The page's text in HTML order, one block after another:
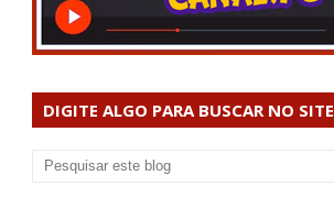
DIGITE ALGO PARA BUSCAR NO SITE